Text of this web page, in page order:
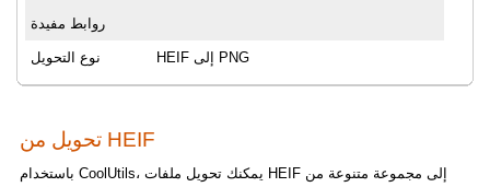
روابط مفيدة
نوع التحويل HEIF إلى PNG
تحويل من HEIF
باستخدام CoolUtils، يمكنك تحويل ملفات HEIF إلى مجموعة متنوعة من